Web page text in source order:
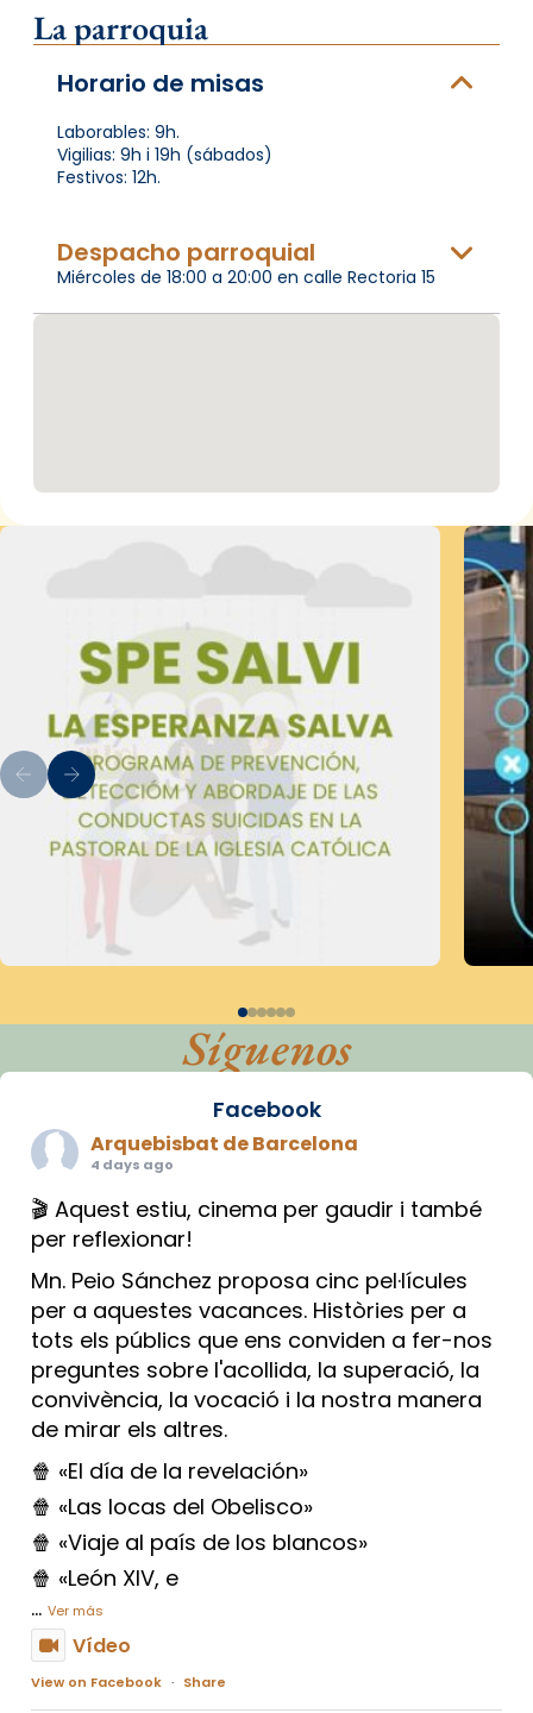
La parroquia
Horario de misas
Laborables: 9h.
Vigilias: 9h i 19h (sábados)
Festivos: 12h.
Despacho parroquial
Miércoles de 18:00 a 20:00 en calle Rectoria 15
Síguenos
Facebook
Arquebisbat de Barcelona
4 days ago
🎬 Aquest estiu, cinema per gaudir i també
per reflexionar!
Mn. Peio Sánchez proposa cinc pel·lícules
per a aquestes vacances. Històries per a
tots els públics que ens conviden a fer-nos
preguntes sobre l'acollida, la superació, la
convivència, la vocació i la nostra manera
de mirar els altres.
🍿 «El día de la revelación»
🍿 «Las locas del Obelisco»
🍿 «Viaje al país de los blancos»
🍿 «León XIV, e
... Ver más
Vídeo
View on Facebook · Share